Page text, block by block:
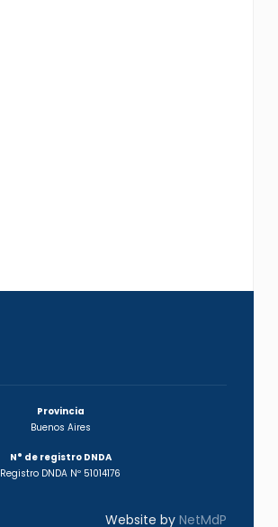
Provincia
Buenos Aires
N° de registro DNDA
Registro DNDA Nº 51014176
Website byNetMdP